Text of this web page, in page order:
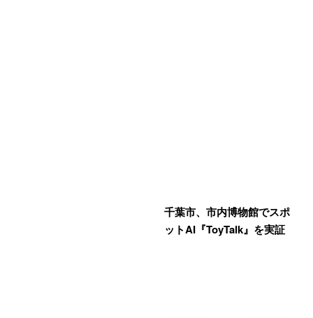
千葉市、市内博物館でスポ
ットAI『ToyTalk』を実証